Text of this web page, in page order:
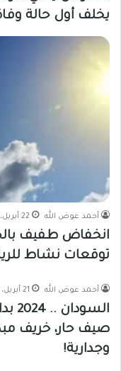
يخلف أول حالة
أحمد عوض الله 22 أبريل، 2024
انخفاض طفيف
توقعات نشاط
أحمد عوض الله 21 أبريل، 2024
صيف حار، خريف
وجدارية!